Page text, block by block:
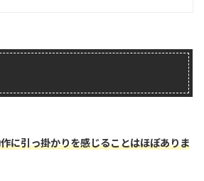
に引っ掛かりを感じることはほぼありま